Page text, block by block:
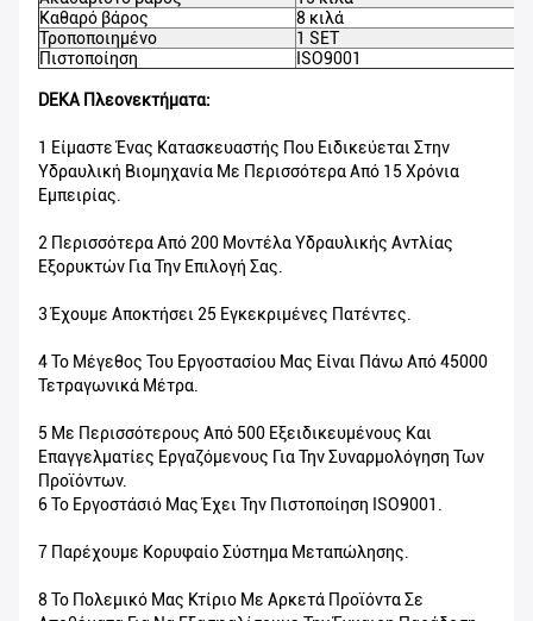
Καθαρό βάρος
8 κιλά
Τροποποιημένο
1 SET
Πιστοποίηση
ISO9001
DEKA Πλεονεκτήματα:
1 Είμαστε Ένας Κατασκευαστής Που Ειδικεύεται Στην
Υδραυλική Βιομηχανία Με Περισσότερα Από 15 Χρόνια
Εμπειρίας.
2 Περισσότερα Από 200 Μοντέλα Υδραυλικής Αντλίας
Εξορυκτών Για Την Επιλογή Σας.
3 Έχουμε Αποκτήσει 25 Εγκεκριμένες Πατέντες.
4 Το Μέγεθος Του Εργοστασίου Μας Είναι Πάνω Από 45000
Τετραγωνικά Μέτρα.
5 Με Περισσότερους Από 500 Εξειδικευμένους Και
Επαγγελματίες Εργαζόμενους Για Την Συναρμολόγηση Των
Προϊόντων.
6 Το Εργοστάσιό Μας Έχει Την Πιστοποίηση ISO9001.
7 Παρέχουμε Κορυφαίο Σύστημα Μεταπώλησης.
8 Το Πολεμικό Μας Κτίριο Με Αρκετά Προϊόντα Σε